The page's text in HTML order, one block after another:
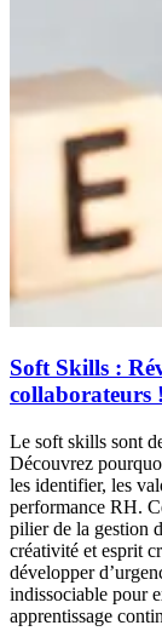
Soft Skills :
collaborateurs !
Le soft skills sont
Découvrez
les identifier, les
performance RH.
pilier de la gestion
créativité et esprit
développer
indissociable pour
apprentissage